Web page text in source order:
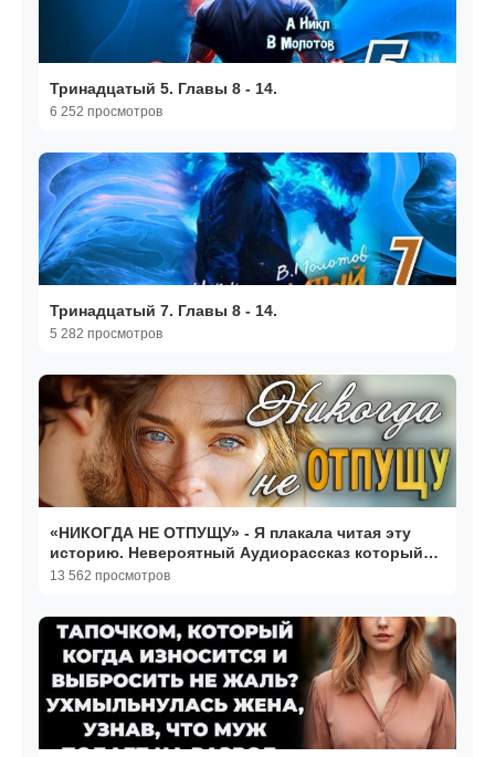
Тринадцатый 5. Главы 8 - 14.
6 252 просмотров
Тринадцатый 7. Главы 8 - 14.
5 282 просмотров
«НИКОГДА НЕ ОТПУЩУ» - Я плакала читая эту
историю. Невероятный Аудиорассказ который
тронет вас.
13 562 просмотров